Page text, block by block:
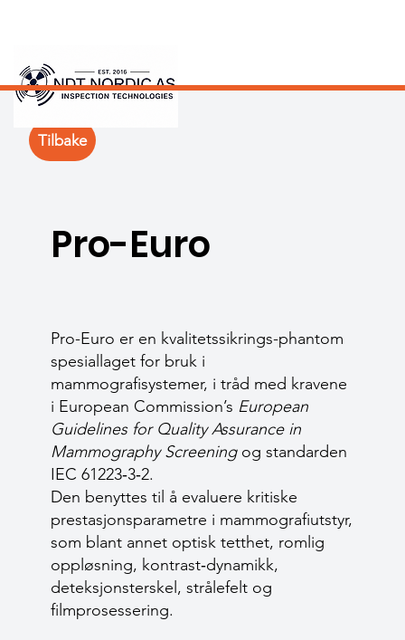
Pro-Euro
Pro-Euro er en kvalitetssikrings-phantom
spesiallaget for bruk i
mammografisystemer, i tråd med kravene
i European Commission’s European
Guidelines for Quality Assurance in
Mammography Screeningog standarden
IEC 61223‑3‑2.
Den benyttes til å evaluere kritiske
prestasjonsparametre i mammografiutstyr,
som blant annet optisk tetthet, romlig
oppløsning, kontrast‐dynamikk,
deteksjonsterskel, strålefelt og
filmprosessering.
Tilbake